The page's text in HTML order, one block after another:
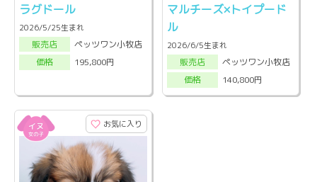
ラグドール
2026/5/25生まれ
販売店
ペッツワン小牧店
価格
195,800円
マルチーズ×トイプード
ル
2026/6/5生まれ
販売店
ペッツワン小牧店
価格
140,800円
お気に入り